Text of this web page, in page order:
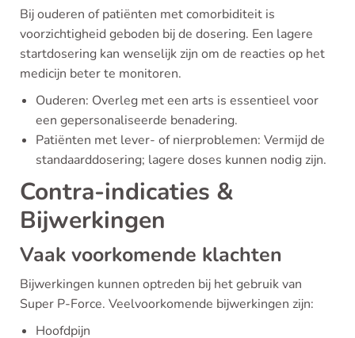
Bij ouderen of patiënten met comorbiditeit is
voorzichtigheid geboden bij de dosering. Een lagere
startdosering kan wenselijk zijn om de reacties op het
medicijn beter te monitoren.
Ouderen: Overleg met een arts is essentieel voor
een gepersonaliseerde benadering.
Patiënten met lever- of nierproblemen: Vermijd de
standaarddosering; lagere doses kunnen nodig zijn.
Contra-indicaties &
Bijwerkingen
Vaak voorkomende klachten
Bijwerkingen kunnen optreden bij het gebruik van
Super P-Force. Veelvoorkomende bijwerkingen zijn:
Hoofdpijn